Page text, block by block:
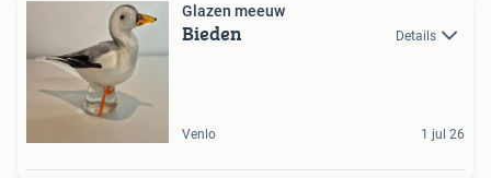
Glazen meeuw
Bieden Details
Venlo 1 jul 26